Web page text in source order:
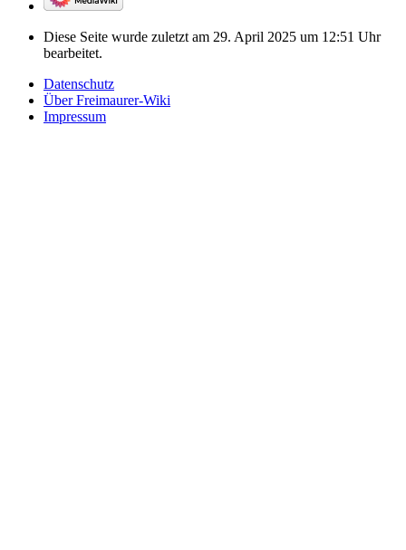
Diese Seite wurde zuletzt am 29. April 2025 um 12:51 Uhr
bearbeitet.
Datenschutz
Über Freimaurer-Wiki
Impressum